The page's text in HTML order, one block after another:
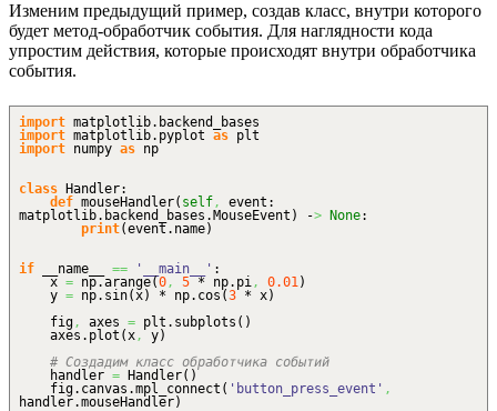
Изменим предыдущий пример, создав класс, внутри которого
будет метод-обработчик события. Для наглядности кода
упростим действия, которые происходят внутри обработчика
события.
import matplotlib. backend_bases
import matplotlib. pyplot as plt
import numpy as np
class Handler:
def mouseHandler( self ,
event:
matplotlib. backend_bases .MouseEvent ) -> None:
print(event. name)
if __name__ == '__main__' :
x = np.arange(0 , 5* np. pi , 0.01 )
y = np. sin( x) * np. cos(3* x)
fig , axes = plt. subplots ( )
axes. plot ( x , y)
# Создадим класс обработчика событий
handler = Handler( )
fig. canvas .mpl_connect ( 'button_press_event' ,
handler.mouseHandler)